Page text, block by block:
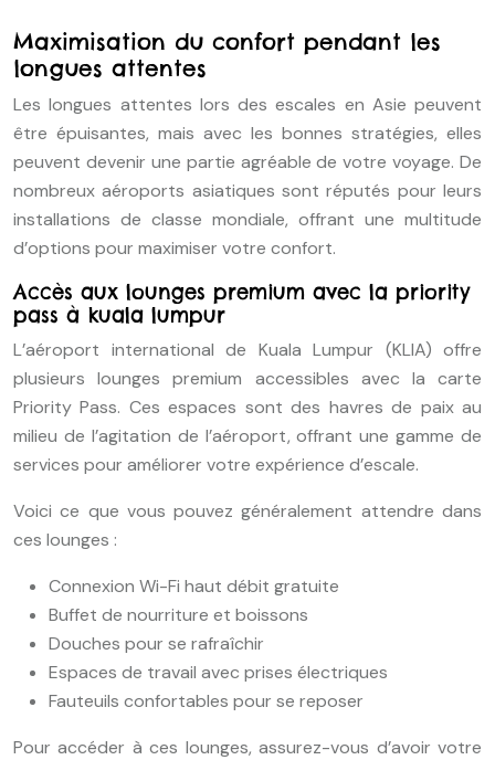
Maximisation du confort pendant les
longues attentes
Les longues attentes lors des escales en Asie peuvent
être épuisantes, mais avec les bonnes stratégies, elles
peuvent devenir une partie agréable de votre voyage. De
nombreux aéroports asiatiques sont réputés pour leurs
installations de classe mondiale, offrant une multitude
d’options pour maximiser votre confort.
Accès aux lounges premium avec la priority
pass à kuala lumpur
L’aéroport international de Kuala Lumpur (KLIA) offre
plusieurs lounges premium accessibles avec la carte
Priority Pass. Ces espaces sont des havres de paix au
milieu de l’agitation de l’aéroport, offrant une gamme de
services pour améliorer votre expérience d’escale.
Voici ce que vous pouvez généralement attendre dans
ces lounges :
Connexion Wi-Fi haut débit gratuite
Buffet de nourriture et boissons
Douches pour se rafraîchir
Espaces de travail avec prises électriques
Fauteuils confortables pour se reposer
Pour accéder à ces lounges, assurez-vous d’avoir votre